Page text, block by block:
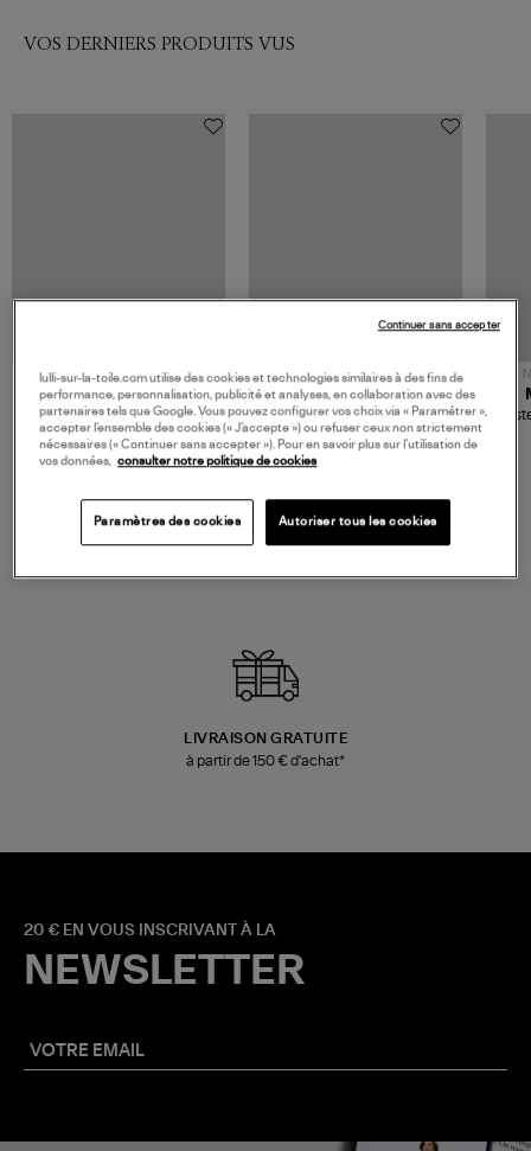
VOS DERNIERS PRODUITS VUS
480,00 €
JEROME DREYFUSS
Sac Bobi S Cuir Lamé
Champagne
NOUVELLE COLLECTION
189,00 €
TORAL
Mocassins Killian Sport
Mousse
LIVRAISON GRATUITE
à partir de 150 € d'achat*
20 € EN VOUS INSCRIVANT À LA
NEWSLETTER
lulli-sur-la-toile.com utilise des cookies et technologies similaires à des fins de
performance, personnalisation, publicité et analyses, en collaboration avec des
partenaires tels que Google. Vous pouvez configurer vos choix via « Paramétrer »,
accepter l’ensemble des cookies (« J’accepte ») ou refuser ceux non strictement
nécessaires (« Continuer sans accepter »). Pour en savoir plus sur l’utilisation de
vos données, consulter notre politique de cookies
Paramètres des cookies Autoriser tous les cookies
Continuer sans accepter